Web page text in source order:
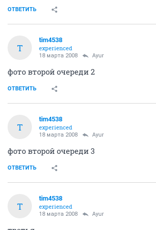
ОТВЕТИТЬ
T
tim4538
experienced
18 марта 2008 Ayur
фото второй очереди 2
ОТВЕТИТЬ
T
tim4538
experienced
18 марта 2008 Ayur
фото второй очереди 3
ОТВЕТИТЬ
T
tim4538
experienced
18 марта 2008 Ayur